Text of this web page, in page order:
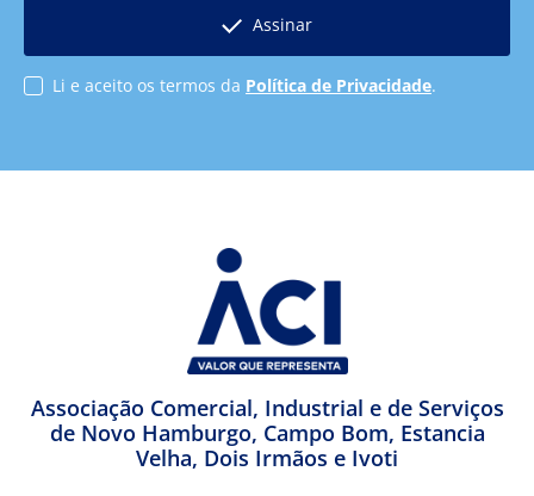
Assinar
Li e aceito os termos da Política de Privacidade.
Associação Comercial, Industrial e de Serviços
de Novo Hamburgo, Campo Bom, Estancia
Velha, Dois Irmãos e Ivoti